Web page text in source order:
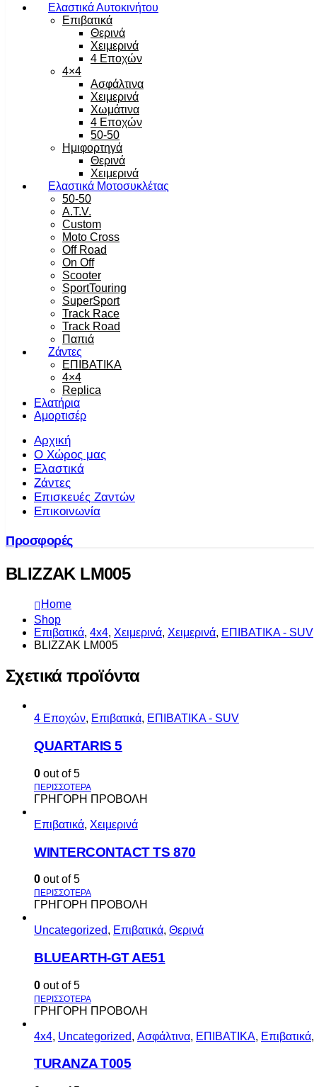
Ελαστικά Αυτοκινήτου
Επιβατικά
Θερινά
Χειμερινά
4 Εποχών
4×4
Ασφάλτινα
Χειμερινά
Χωμάτινα
4 Εποχών
50-50
Ημιφορτηγά
Θερινά
Χειμερινά
Ελαστικά Μοτοσυκλέτας
50-50
A.T.V.
Custom
Moto Cross
Off Road
On Off
Scooter
SportTouring
SuperSport
Track Race
Track Road
Παπιά
Ζάντες
ΕΠΙΒΑΤΙΚΑ
4×4
Replica
Ελατήρια
Αμορτισέρ
Αρχική
Ο Χώρος μας
Ελαστικά
Ζάντες
Επισκευές Ζαντών
Επικοινωνία
Προσφορές
BLIZZAK LM005
Home
Shop
Επιβατικά, 4x4, Χειμερινά, Χειμερινά, ΕΠΙΒΑΤΙΚΑ - SUV
BLIZZAK LM005
Σχετικά προϊόντα
4 Εποχών, Επιβατικά, ΕΠΙΒΑΤΙΚΑ - SUV
QUARTARIS 5
0 out of 5
ΓΡΗΓΟΡΗ ΠΡΟΒΟΛΗ
Επιβατικά, Χειμερινά
WINTERCONTACT TS 870
0 out of 5
ΓΡΗΓΟΡΗ ΠΡΟΒΟΛΗ
Uncategorized, Επιβατικά, Θερινά
BLUEARTH-GT AE51
0 out of 5
ΓΡΗΓΟΡΗ ΠΡΟΒΟΛΗ
4x4, Uncategorized, Ασφάλτινα, ΕΠΙΒΑΤΙΚΑ, Επιβατικά,
TURANZA T005